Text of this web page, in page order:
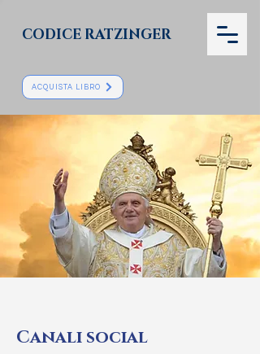
CODICE RATZINGER
ACQUISTA LIBRO
Canali social